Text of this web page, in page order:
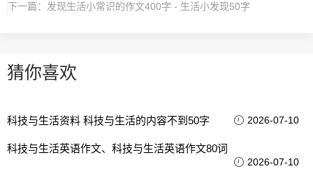
下一篇：
发现生活小常识的作文400字 - 生活小发现50字
猜你喜欢
科技与生活资料 科技与生活的内容不到50字 2026-07-10
科技与生活英语作文、科技与生活英语作文80词
2026-07-10